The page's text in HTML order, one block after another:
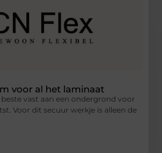
voor al het laminaat
vast aan een ondergrond voor
Voor dit secuur werkje is alleen de